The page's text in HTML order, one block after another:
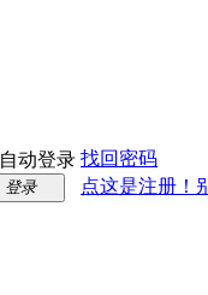
自动登录 找回密码
登录
点这是注册！